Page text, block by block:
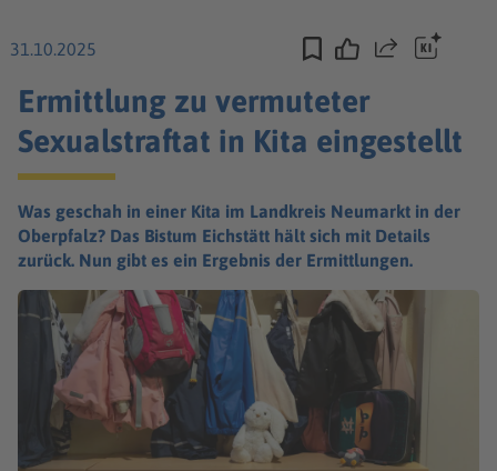
31.10.2025 Teilen
Ermittlung zu vermuteter
Sexualstraftat in Kita eingestellt
Was geschah in einer Kita im Landkreis Neumarkt in der
Oberpfalz? Das Bistum Eichstätt hält sich mit Details
zurück. Nun gibt es ein Ergebnis der Ermittlungen.